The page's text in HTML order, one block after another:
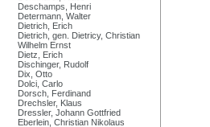
Deschamps, Henri
Determann, Walter
Dietrich, Erich
Dietrich, gen. Dietricy, Christian
Wilhelm Ernst
Dietz, Erich
Dischinger, Rudolf
Dix, Otto
Dolci, Carlo
Dorsch, Ferdinand
Drechsler, Klaus
Dressler, Johann Gottfried
Eberlein, Christian Nikolaus